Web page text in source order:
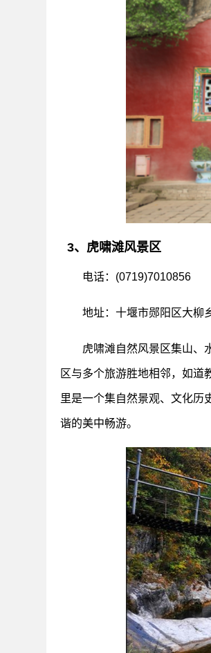
3、虎啸滩风景区
电话：(0719)7010856
地址：十堰市郧阳区大柳
虎啸滩自然风景区集山、
区与多个旅游胜地相邻，如道
里是一个集自然景观、文化历
谐的美中畅游。